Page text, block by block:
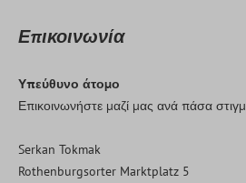
Επικοινωνία
Υπεύθυνο άτομο
Επικοινωνήστε μαζί μας ανά πάσα
Serkan Tokmak
Rothenburgsorter Marktplatz 5